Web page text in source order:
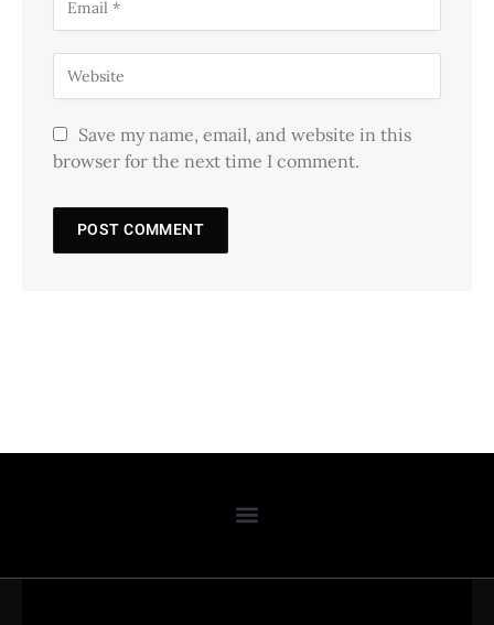
Save my name, email, and website in this
browser for the next time I comment.